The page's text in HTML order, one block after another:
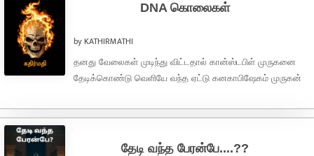
DNA கொலைகள்
by KATHIRMATHI
தனது வேலைகள் முடிந்து விட்டதால் கான்ஸ்டபிள் முருகனை
தேடிக்கொண்டு வெளியே வந்த ஏட்டு கனகாபிஷேகம் முருகன்
பார்த்தவர்., ஏய்யா எத்தனை ...
தேடி வந்த பேரன்பே....??